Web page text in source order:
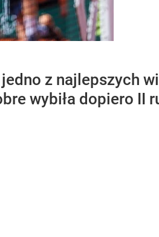
z najlepszych
wybiła dopiero II